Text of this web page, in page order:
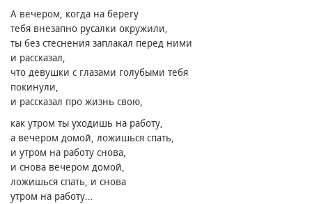
А вечером, когда на берегу
тебя внезапно русалки окружили,
ты без стеснения заплакал перед ними
и рассказал,
что девушки с глазами голубыми тебя
покинули,
и рассказал про жизнь свою,
как утром ты уходишь на работу,
а вечером домой, ложишься спать,
и утром на работу снова,
и снова вечером домой,
ложишься спать, и снова
утром на работу…